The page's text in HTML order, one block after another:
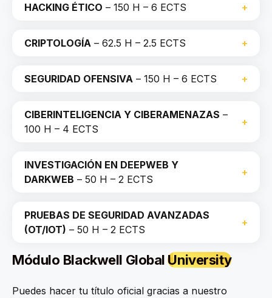
HACKING ÉTICO – 150 H – 6 ECTS
CRIPTOLOGÍA – 62.5 H – 2.5 ECTS
SEGURIDAD OFENSIVA – 150 H – 6 ECTS
CIBERINTELIGENCIA Y CIBERAMENAZAS –
100 H – 4 ECTS
INVESTIGACIÓN EN DEEPWEB Y
DARKWEB – 50 H – 2 ECTS
PRUEBAS DE SEGURIDAD AVANZADAS
(OT/IOT) – 50 H – 2 ECTS
Módulo Blackwell GlobalUniversity
Puedes hacer tu título oficial gracias a nuestro